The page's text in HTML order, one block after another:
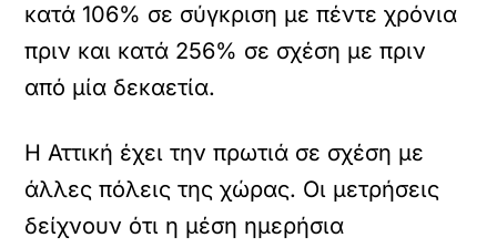
κατά 106% σε σύγκριση με πέντε χρόνια
πριν και κατά 256% σε σχέση με πριν
από μία δεκαετία.
Η Αττική έχει την πρωτιά σε σχέση με
άλλες πόλεις της χώρας. Οι μετρήσεις
δείχνουν ότι η μέση ημερήσια